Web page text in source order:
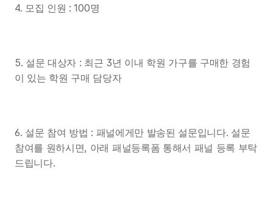
4. 모집 인원 : 100명
5. 설문 대상자 : 최근 3년 이내 학원 가구를 구매한 경험
이 있는 학원 구매 담당자
6. 설문 참여 방법 : 패널에게만 발송된 설문입니다. 설문
참여를 원하시면, 아래 패널등록폼 통해서 패널 등록 부탁
드립니다.